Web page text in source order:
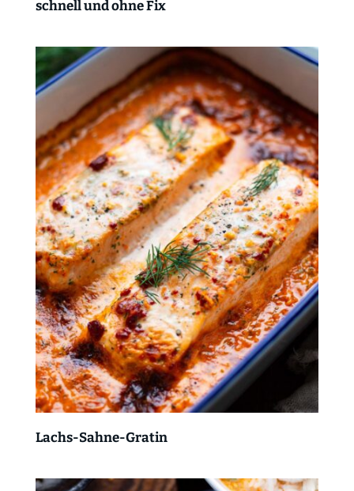
schnell und ohne Fix
Lachs-Sahne-Gratin